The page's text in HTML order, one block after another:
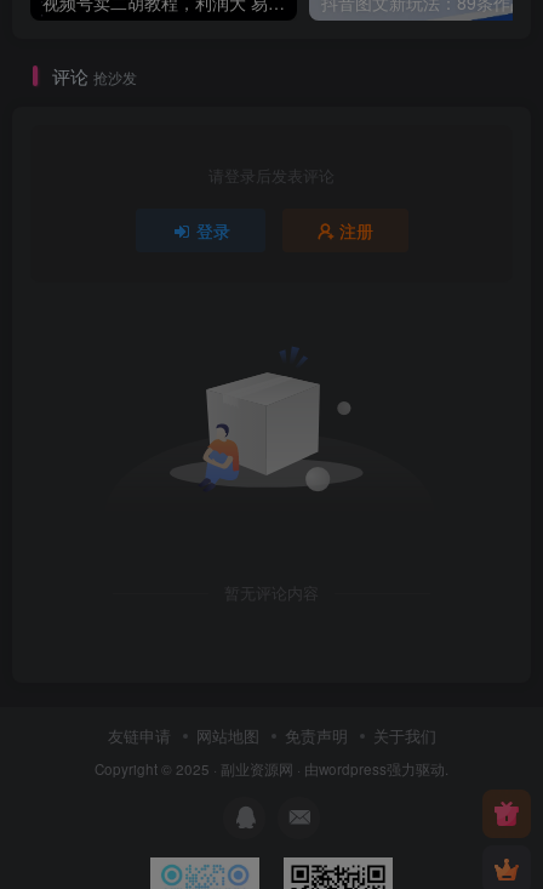
评论 抢沙发
请登录后发表评论
登录 注册
暂无评论内容
友链申请 网站地图 免责声明 关于我们
Copyright © 2025 · 副业资源网 · 由wordpress强力驱动.